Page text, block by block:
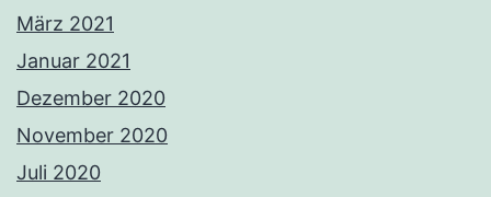
März 2021
Januar 2021
Dezember 2020
November 2020
Juli 2020